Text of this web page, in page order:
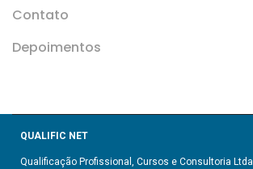
Contato
Depoimentos
QUALIFIC NET
Qualificação Profissional, Cursos e Consultoria Ltda.